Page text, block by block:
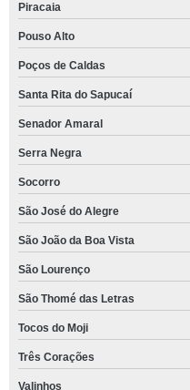
Piracaia
Pouso Alto
Poços de Caldas
Santa Rita do Sapucaí
Senador Amaral
Serra Negra
Socorro
São José do Alegre
São João da Boa Vista
São Lourenço
São Thomé das Letras
Tocos do Moji
Três Corações
Valinhos